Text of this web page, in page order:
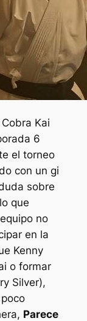
Cobra Kai
6
el torneo
con un gi
sobre
que
no
en la
Kenny
o formar
Silver),
Parece